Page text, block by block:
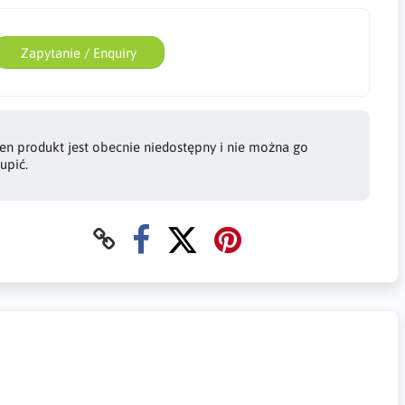
Zapytanie / Enquiry
produkt jest obecnie niedostępny i nie można go